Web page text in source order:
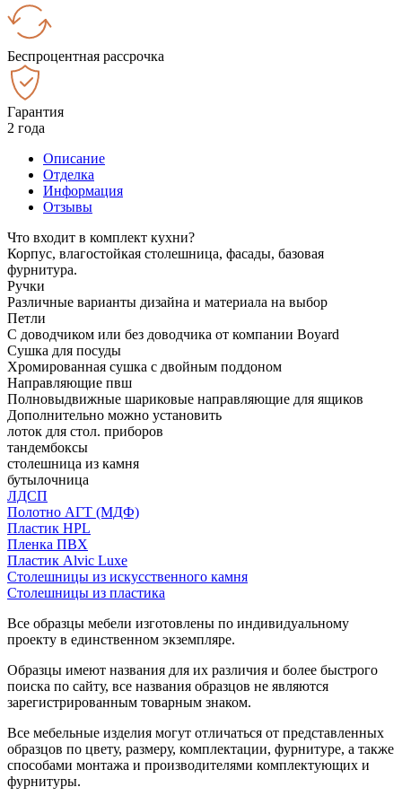
Беспроцентная рассрочка
Гарантия
2 года
Описание
Отделка
Информация
Отзывы
Что входит в комплект кухни?
Корпус, влагостойкая столешница, фасады, базовая
фурнитура.
Ручки
Различные варианты дизайна и материала на выбор
Петли
С доводчиком или без доводчика от компании Boyard
Сушка для посуды
Хромированная сушка с двойным поддоном
Направляющие пвш
Полновыдвижные шариковые направляющие для ящиков
Дополнительно можно установить
лоток для стол. приборов
тандембоксы
столешница из камня
бутылочница
ЛДСП
Полотно АГТ (МДФ)
Пластик HPL
Пленка ПВХ
Пластик Alvic Luxe
Столешницы из искусственного камня
Столешницы из пластика
Все образцы мебели изготовлены по индивидуальному
проекту в единственном экземпляре.
Образцы имеют названия для их различия и более быстрого
поиска по сайту, все названия образцов не являются
зарегистрированным товарным знаком.
Все мебельные изделия могут отличаться от представленных
образцов по цвету, размеру, комплектации, фурнитуре, а также
способами монтажа и производителями комплектующих и
фурнитуры.